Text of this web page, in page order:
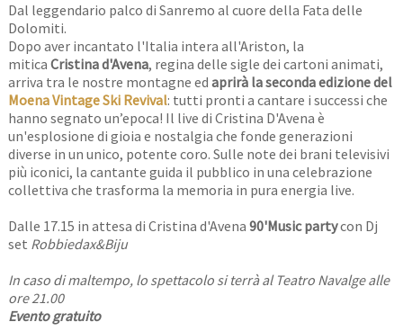
Dal leggendario palco di Sanremo al cuore della Fata delle
Dolomiti.
Dopo aver incantato l'Italia intera all'Ariston, la
mitica Cristina d'Avena, regina delle sigle dei cartoni animati,
arriva tra le nostre montagne ed apriràla seconda edizione del
Moena Vintage Ski Revival: tutti pronti a cantare i successi che
hanno segnato un’epoca! Il live di Cristina D'Avena è
un'esplosione di gioia e nostalgia che fonde generazioni
diverse in un unico, potente coro. Sulle note dei brani televisivi
più iconici, la cantante guida il pubblico in una celebrazione
collettiva che trasforma la memoria in pura energia live.
Dalle 17.15 in attesa di Cristina d'Avena 90'Music partycon Dj
set Robbiedax&Biju
In caso di maltempo, lo spettacolo si terrà al Teatro Navalge alle
ore 21.00
Evento gratuito